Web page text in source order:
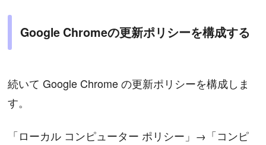
Google Chromeの更新ポリシーを構成する
続いて Google Chrome の更新ポリシーを構成しま
す。
「ローカル コンピューター ポリシー」→「コンピ